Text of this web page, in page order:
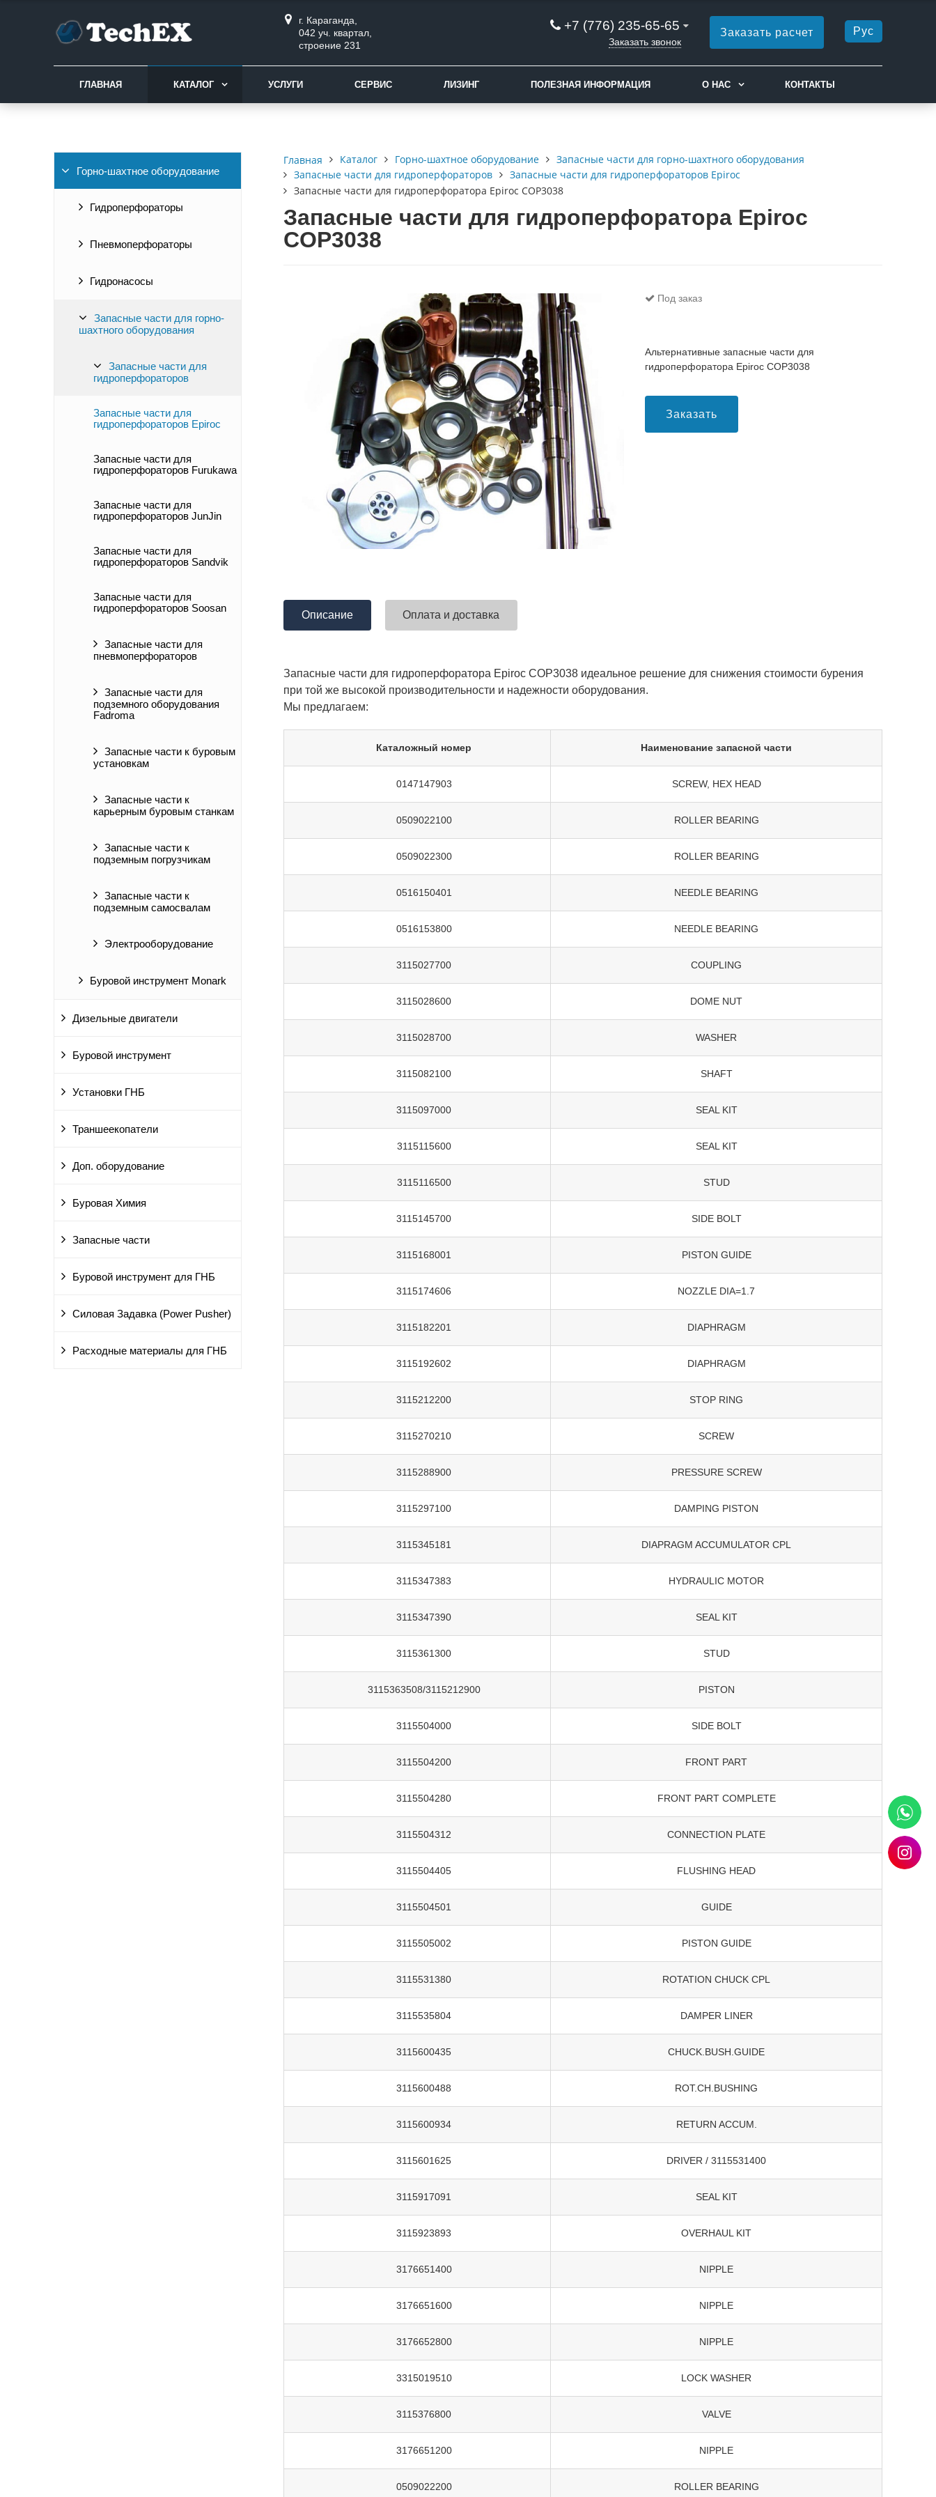
г. Караганда,
042 уч. квартал,
строение 231
+7 (776) 235-65-65
Заказать звонок
Заказать расчет Рус
ГЛАВНАЯ КАТАЛОГ УСЛУГИ СЕРВИС ЛИЗИНГ ПОЛЕЗНАЯ ИНФОРМАЦИЯ О НАС КОНТАКТЫ
Горно-шахтное оборудование
Гидроперфораторы
Пневмоперфораторы
Гидронасосы
Запасные части для горно-
шахтного оборудования
Запасные части для
гидроперфораторов
Запасные части для
гидроперфораторов Epiroc
Запасные части для
гидроперфораторов Furukawa
Запасные части для
гидроперфораторов JunJin
Запасные части для
гидроперфораторов Sandvik
Запасные части для
гидроперфораторов Soosan
Запасные части для
пневмоперфораторов
Запасные части для
подземного оборудования
Fadroma
Запасные части к буровым
установкам
Запасные части к
карьерным буровым станкам
Запасные части к
подземным погрузчикам
Запасные части к
подземным самосвалам
Электрооборудование
Буровой инструмент Monark
Дизельные двигатели
Буровой инструмент
Установки ГНБ
Траншеекопатели
Доп. оборудование
Буровая Химия
Запасные части
Буровой инструмент для ГНБ
Силовая Задавка (Power Pusher)
Расходные материалы для ГНБ
Главная Каталог Горно-шахтное оборудование
Запасные части для горно-шахтного оборудования
Запасные части для гидроперфораторов
Запасные части для гидроперфораторов Epiroc
Запасные части для гидроперфоратора Epiroc COP3038
Запасные части для гидроперфоратора Epiroc
COP3038
Под заказ
Альтернативные запасные части для
гидроперфоратора Epiroc COP3038
Заказать
Описание Оплата и доставка
Запасные части для гидроперфоратора Epiroc COP3038 идеальное решение для снижения стоимости бурения
при той же высокой производительности и надежности оборудования.
Мы предлагаем:
Каталожный номер Наименование запасной части
0147147903 SCREW, HEX HEAD
0509022100 ROLLER BEARING
0509022300 ROLLER BEARING
0516150401 NEEDLE BEARING
0516153800 NEEDLE BEARING
3115027700 COUPLING
3115028600 DOME NUT
3115028700 WASHER
3115082100 SHAFT
3115097000 SEAL KIT
3115115600 SEAL KIT
3115116500 STUD
3115145700 SIDE BOLT
3115168001 PISTON GUIDE
3115174606 NOZZLE DIA=1.7
3115182201 DIAPHRAGM
3115192602 DIAPHRAGM
3115212200 STOP RING
3115270210 SCREW
3115288900 PRESSURE SCREW
3115297100 DAMPING PISTON
3115345181 DIAPRAGM ACCUMULATOR CPL
3115347383 HYDRAULIC MOTOR
3115347390 SEAL KIT
3115361300 STUD
3115363508/3115212900 PISTON
3115504000 SIDE BOLT
3115504200 FRONT PART
3115504280 FRONT PART COMPLETE
3115504312 CONNECTION PLATE
3115504405 FLUSHING HEAD
3115504501 GUIDE
3115505002 PISTON GUIDE
3115531380 ROTATION CHUCK CPL
3115535804 DAMPER LINER
3115600435 CHUCK.BUSH.GUIDE
3115600488 ROT.CH.BUSHING
3115600934 RETURN ACCUM.
3115601625 DRIVER / 3115531400
3115917091 SEAL KIT
3115923893 OVERHAUL KIT
3176651400 NIPPLE
3176651600 NIPPLE
3176652800 NIPPLE
3315019510 LOCK WASHER
3115376800 VALVE
3176651200 NIPPLE
0509022200 ROLLER BEARING